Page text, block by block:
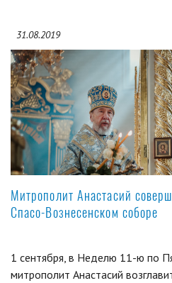
31.08.2019
Митрополит Анастасий
Спасо-Вознесенском соборе
1 сентября, в Неделю 11-ю по
митрополит Анастасий